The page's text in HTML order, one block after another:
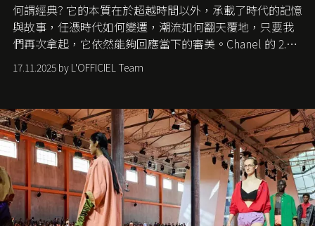
何謂經典? 它的本質在於超越時間以外，承載了時代的記憶
與故事，任憑時代如何變遷，潮流如何翻天覆地，只要我
們再次拿起，它依然能夠回應當下的審美。Chanel 的 2.55
手袋更是這樣存在，自問世至今，一直有着舉足輕重的地
位。如果說每個女生的第一個夢想手袋是 Chanel，那 2.55
愛它的雋永與優雅。那麼這個手袋是怎麼誕生的呢？又為
甚麼取名叫 2.55 ？今天就由《L'Officiel HK》帶你穿越流金
歲月，回顧 2.55 的誕生故事。
17.11.2025 by L'OFFICIEL Team